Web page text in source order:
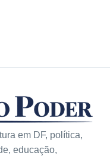
em DF, política,
educação,